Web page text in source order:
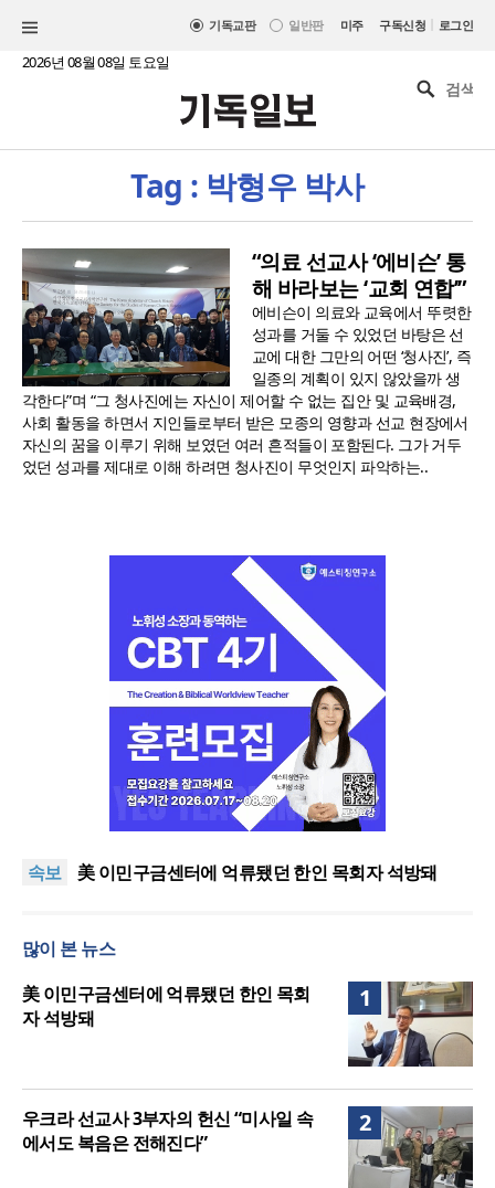
기독교판 일반판 미주 구독신청 | 로그인
2026년 08월 08일 토요일
Tag : 박형우 박사
“의료 선교사 ‘에비슨’ 통
해 바라보는 ‘교회 연합’”
에비슨이 의료와 교육에서 뚜렷한
성과를 거둘 수 있었던 바탕은 선
교에 대한 그만의 어떤 ‘청사진’, 즉
일종의 계획이 있지 않았을까 생
각한다”며 “그 청사진에는 자신이 제어할 수 없는 집안 및 교육배경,
사회 활동을 하면서 지인들로부터 받은 모종의 영향과 선교 현장에서
자신의 꿈을 이루기 위해 보였던 여러 흔적들이 포함된다. 그가 거두
었던 성과를 제대로 이해 하려면 청사진이 무엇인지 파악하는..
속보
인도 마하라슈트라주 개종 금지법 시행… 기독교계
구 사용 승인… 장기 개발 기반 확보
美 이민구금센터에 억류됐던 한인 목회자 석방돼
인도 마하라슈트라주 개종 금지법 시행… 기독교계
올리벳대학교, 120만 평 리버사이드 대학 캠퍼스 영
구 사용 승인… 장기 개발 기반 확보
많이 본 뉴스
1
美 이민구금센터에 억류됐던 한인 목회
자 석방돼
2
우크라 선교사 3부자의 헌신 “미사일 속
에서도 복음은 전해진다”